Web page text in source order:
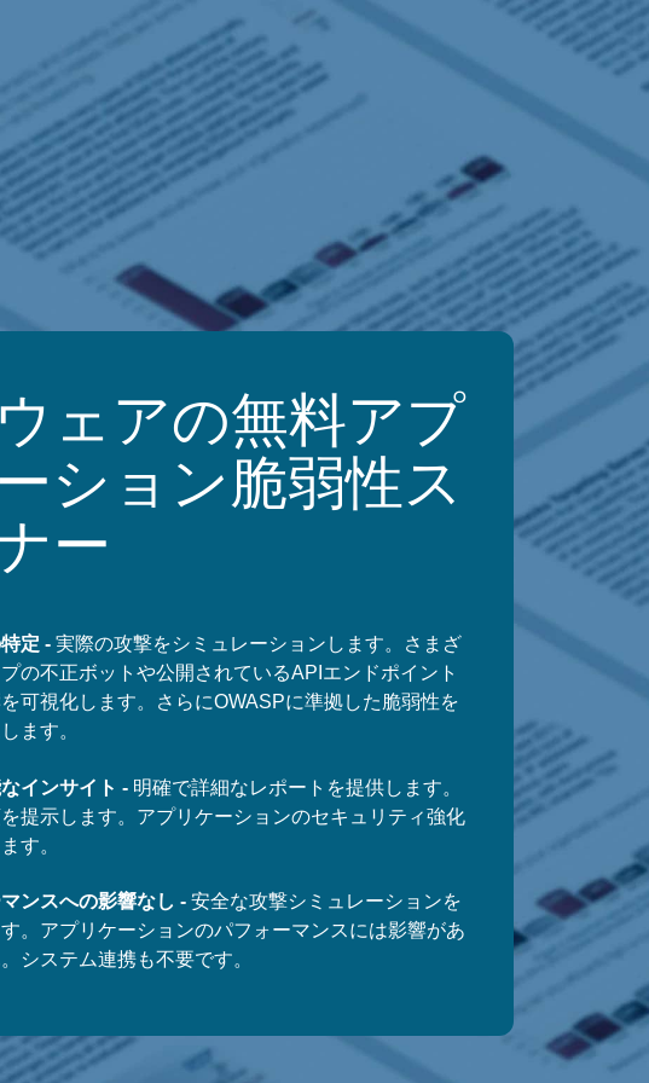
ェアの無料アプ
ション脆弱性ス
ー
定 - 実際の攻撃をシミュレーションします。さまざ
の不正ボットや公開されているAPIエンドポイント
可視化します。さらにOWASPに準拠した脆弱性を
ます。
インサイト - 明確で詳細なレポートを提供します。
提示します。アプリケーションのセキュリティ強化
す。
ンスへの影響なし - 安全な攻撃シミュレーションを
。アプリケーションのパフォーマンスには影響があ
システム連携も不要です。